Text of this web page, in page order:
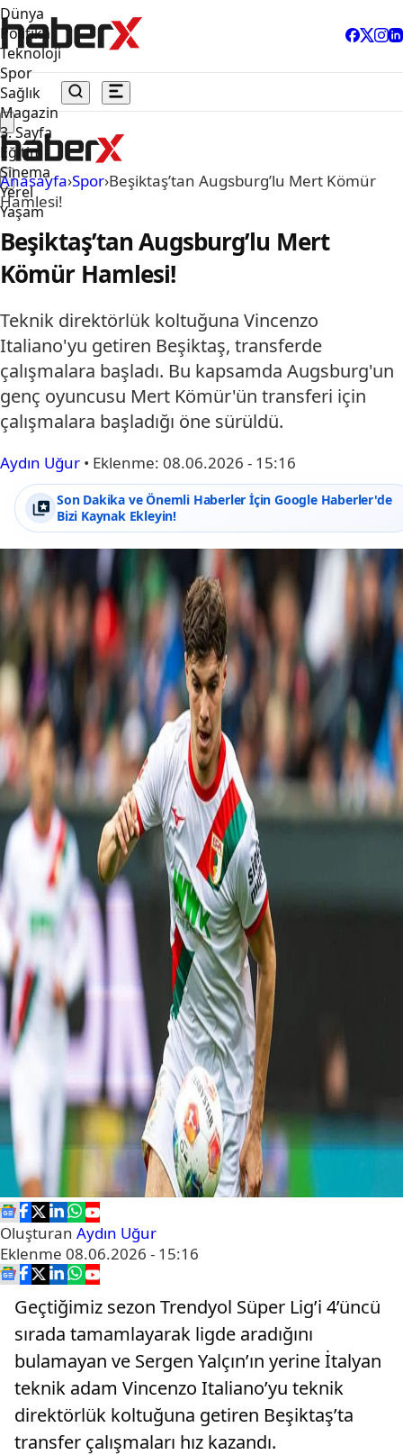
Dünya
Politika
Teknoloji
Spor
Sağlık
Magazin
3. Sayfa
Eğitim
Sinema
Yerel
Yaşam
Anasayfa›Spor›Beşiktaş’tan Augsburg’lu Mert Kömür
Hamlesi!
Beşiktaş’tan Augsburg’lu Mert
Kömür Hamlesi!
Teknik direktörlük koltuğuna Vincenzo
Italiano'yu getiren Beşiktaş, transferde
çalışmalara başladı. Bu kapsamda Augsburg'un
genç oyuncusu Mert Kömür'ün transferi için
çalışmalara başladığı öne sürüldü.
Aydın Uğur • Eklenme: 08.06.2026 - 15:16
Son Dakika ve Önemli Haberler İçin Google Haberler'de
Bizi Kaynak Ekleyin!
Oluşturan Aydın Uğur
Eklenme 08.06.2026 - 15:16
Geçtiğimiz sezon Trendyol Süper Lig’i 4’üncü
sırada tamamlayarak ligde aradığını
bulamayan ve Sergen Yalçın’ın yerine İtalyan
teknik adam Vincenzo Italiano’yu teknik
direktörlük koltuğuna getiren Beşiktaş’ta
transfer çalışmaları hız kazandı.